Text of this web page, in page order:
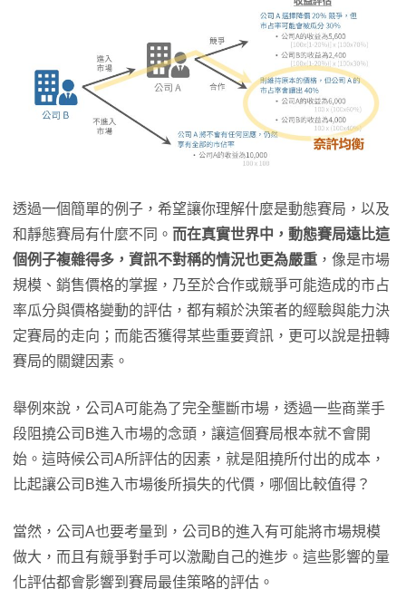
透過一個簡單的例子，希望讓你理解什麼是動態賽局，以及
和靜態賽局有什麼不同。 而在真實世界中，動態賽局遠比這
個例子複雜得多，資訊不對稱的情況也更為嚴重 ，像是市場
規模、銷售價格的掌握，乃至於合作或競爭可能造成的市占
率瓜分與價格變動的評估，都有賴於決策者的經驗與能力決
定賽局的走向；而能否獲得某些重要資訊，更可以說是扭轉
賽局的關鍵因素。
舉例來說，公司A可能為了完全壟斷市場，透過一些商業手
段阻撓公司B進入市場的念頭，讓這個賽局根本就不會開
始。這時候公司A所評估的因素，就是阻撓所付出的成本，
比起讓公司B進入市場後所損失的代價，哪個比較值得？
當然，公司A也要考量到，公司B的進入有可能將市場規模
做大，而且有競爭對手可以激勵自己的進步。這些影響的量
化評估都會影響到賽局最佳策略的評估。